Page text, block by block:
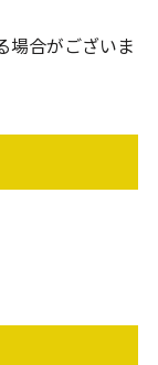
場合がございま